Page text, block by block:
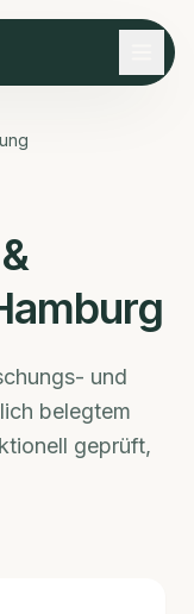
und
belegtem
geprüft,